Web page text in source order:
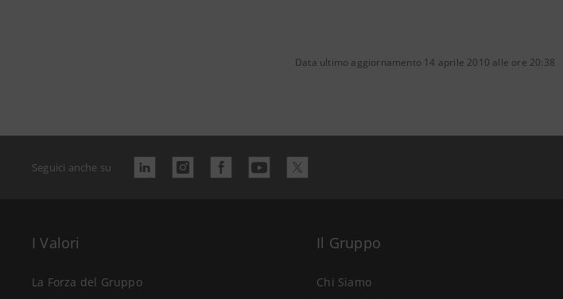
Data ultimo aggiornamento 14 aprile 2010 alle ore 20:38
Seguici anche su
I Valori
La Forza del Gruppo
Il Gruppo
Chi Siamo